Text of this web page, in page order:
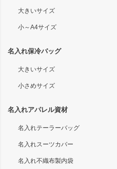
大きいサイズ
小～A4サイズ
名入れ保冷バッグ
大きいサイズ
小さめサイズ
名入れアパレル資材
名入れテーラーバッグ
名入れスーツカバー
名入れ不織布製内袋